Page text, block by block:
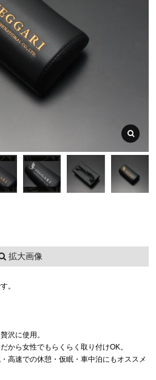
拡大画像
。
沢に使用。
から女性でもらくらく取り付けOK。
高速での休憩・仮眠・車中泊にもオススメ